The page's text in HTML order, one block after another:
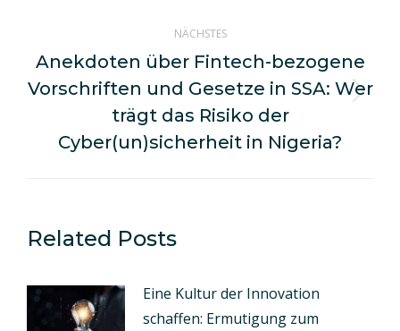
NÄCHSTES
Nächster
Beitrag:
Anekdoten über Fintech-bezogene
Vorschriften und Gesetze in SSA: Wer
trägt das Risiko der
Cyber(un)sicherheit in Nigeria?
Related Posts
Eine Kultur der Innovation
schaffen: Ermutigung zum